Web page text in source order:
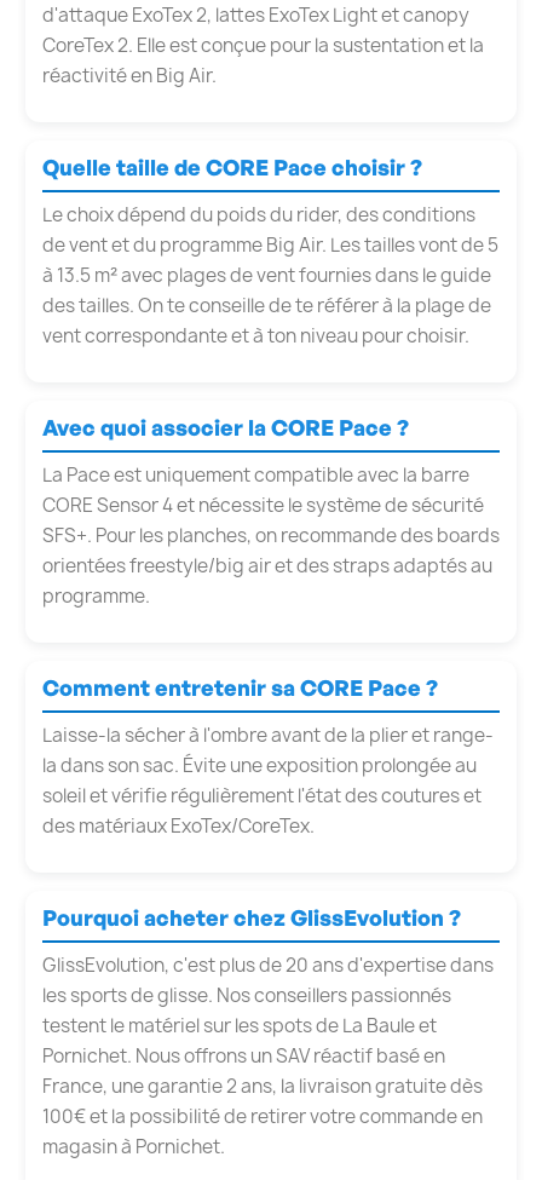
d'attaque ExoTex 2, lattes ExoTex Light et canopy
CoreTex 2. Elle est conçue pour la sustentation et la
réactivité en Big Air.
Quelle taille de CORE Pace choisir ?
Le choix dépend du poids du rider, des conditions
de vent et du programme Big Air. Les tailles vont de 5
à 13.5 m² avec plages de vent fournies dans le guide
des tailles. On te conseille de te référer à la plage de
vent correspondante et à ton niveau pour choisir.
Avec quoi associer la CORE Pace ?
La Pace est uniquement compatible avec la barre
CORE Sensor 4 et nécessite le système de sécurité
SFS+. Pour les planches, on recommande des boards
orientées freestyle/big air et des straps adaptés au
programme.
Comment entretenir sa CORE Pace ?
Laisse-la sécher à l'ombre avant de la plier et range-
la dans son sac. Évite une exposition prolongée au
soleil et vérifie régulièrement l'état des coutures et
des matériaux ExoTex/CoreTex.
Pourquoi acheter chez GlissEvolution ?
GlissEvolution, c'est plus de 20 ans d'expertise dans
les sports de glisse. Nos conseillers passionnés
testent le matériel sur les spots de La Baule et
Pornichet. Nous offrons un SAV réactif basé en
France, une garantie 2 ans, la livraison gratuite dès
100€ et la possibilité de retirer votre commande en
magasin à Pornichet.